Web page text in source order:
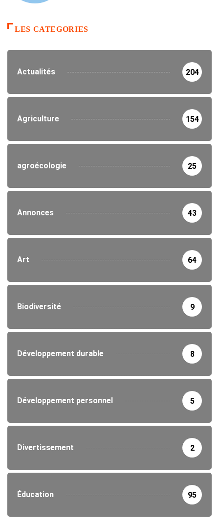
LES CATEGORIES
Actualités 204
Agriculture 154
agroécologie 25
Annonces 43
Art 64
Biodiversité 9
Développement durable 8
Développement personnel 5
Divertissement 2
Éducation 95